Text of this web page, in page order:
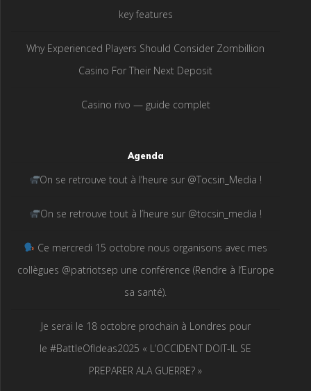
key features
Why Experienced Players Should Consider Zombillion
Casino For Their Next Deposit
Casino rivo — guide complet
Agenda
On se retrouve tout à l’heure sur @Tocsin_Media !
On se retrouve tout à l’heure sur @tocsin_media !
Ce mercredi 15 octobre nous organisons avec mes
collègues @patriotsep une conférence (Rendre à l’Europe
sa santé).
Je serai le 18 octobre prochain à Londres pour
le #BattleOfIdeas2025 « L’OCCIDENT DOIT-IL SE
PREPARER ALA GUERRE? »